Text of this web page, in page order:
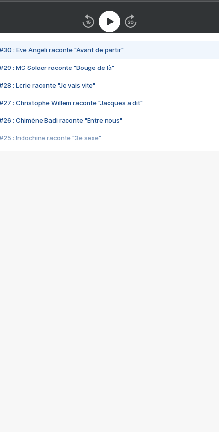
#30 : Eve Angeli raconte "Avant de partir"
#29 : MC Solaar raconte "Bouge de là"
#28 : Lorie raconte "Je vais vite"
#27 : Christophe Willem raconte "Jacques a dit"
#26 : Chimène Badi raconte "Entre nous"
#25 : Indochine raconte "3e sexe"